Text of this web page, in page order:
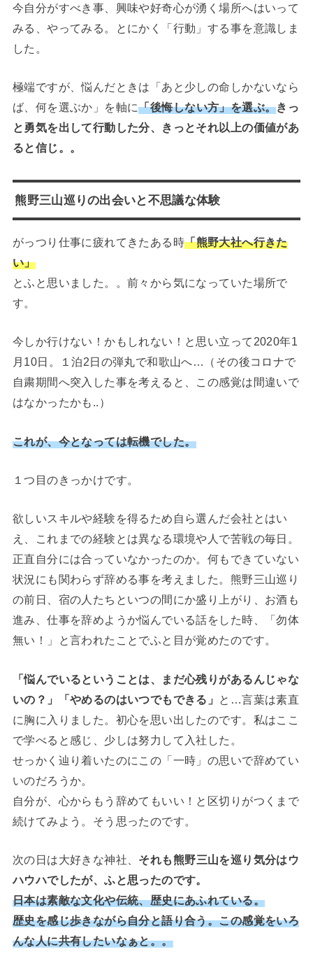
今自分がすべき事、興味や好奇心が湧く場所へはいって
みる、やってみる。とにかく「行動」する事を意識しま
した。
極端ですが、悩んだときは「あと少しの命しかないなら
ば、何を選ぶか」を軸に「後悔しない方」を選ぶ。きっ
と勇気を出して行動した分、きっとそれ以上の価値があ
ると信じ。。
熊野三山巡りの出会いと不思議な体験
がっつり仕事に疲れてきたある時「熊野大社へ行きた
い」
とふと思いました。。前々から気になっていた場所で
す。
今しか行けない！かもしれない！と思い立って2020年1
月10日。１泊2日の弾丸で和歌山へ…（その後コロナで
自粛期間へ突入した事を考えると、この感覚は間違いで
はなかったかも..）
これが、今となっては転機でした。
１つ目のきっかけです。
欲しいスキルや経験を得るため自ら選んだ会社とはい
え、これまでの経験とは異なる環境や人で苦戦の毎日。
正直自分には合っていなかったのか。何もできていない
状況にも関わらず辞める事を考えました。熊野三山巡り
の前日、宿の人たちといつの間にか盛り上がり、お酒も
進み、仕事を辞めようか悩んでいる話をした時、「勿体
無い！」と言われたことでふと目が覚めたのです。
「悩んでいるということは、まだ心残りがあるんじゃな
いの？」「やめるのはいつでもできる」 と…言葉は素直
に胸に入りました。初心を思い出したのです。私はここ
で学べると感じ、少しは努力して入社した。
せっかく辿り着いたのにこの「一時」の思いで辞めてい
いのだろうか。
自分が、心からもう辞めてもいい！と区切りがつくまで
続けてみよう。そう思ったのです。
次の日は大好きな神社、 それも熊野三山を巡り気分はウ
ハウハでしたが、ふと思ったのです。
日本は素敵な文化や伝統、歴史にあふれている。
歴史を感じ歩きながら自分と語り合う。この感覚をいろ
んな人に共有したいなぁと。。